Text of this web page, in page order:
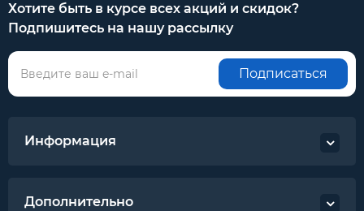
Хотите быть в курсе всех акций и скидок?
Подпишитесь на нашу рассылку
Подписаться
Информация
Дополнительно